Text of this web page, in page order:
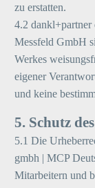
zu erstatten.
4.2
Messfeld GmbH
Werkes
eigener
und keine
5. Schutz
5.1 Die
gmbh | MCP
Mitarbeitern und